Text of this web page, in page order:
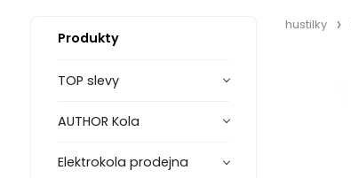
Produkty
TOP slevy
AUTHOR Kola
Elektrokola prodejna
hustilky